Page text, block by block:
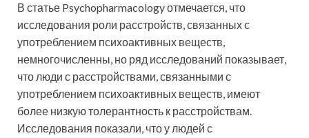
В статье Psychopharmacology отмечается, что
исследования роли расстройств, связанных с
употреблением психоактивных веществ,
немногочисленны, но ряд исследований показывает,
что люди с расстройствами, связанными с
употреблением психоактивных веществ, имеют
более низкую толерантность к расстройствам.
Исследования показали, что у людей с